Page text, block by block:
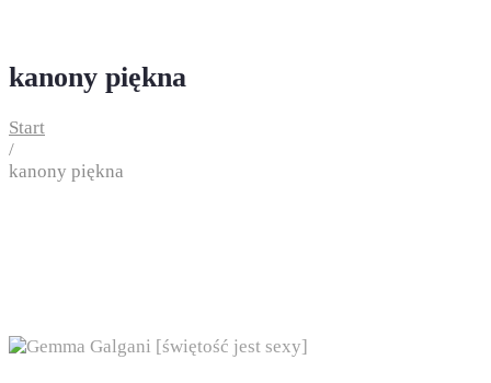
kanony piękna
Start
/
kanony piękna